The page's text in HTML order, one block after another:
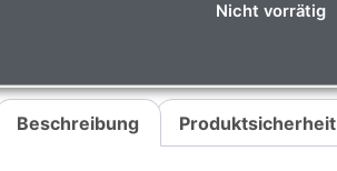
Nicht vorrätig
Beschreibung Produktsicherheit